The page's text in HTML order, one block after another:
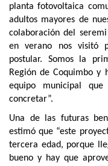
planta fotovoltaica
adultos mayores de
colaboración del
en verano nos visitó
postular. Somos la
Región de Coquimbo y
equipo municipal
concretar”.
Una de las futuras
estimó que “este
tercera edad, porque
bueno y hay que